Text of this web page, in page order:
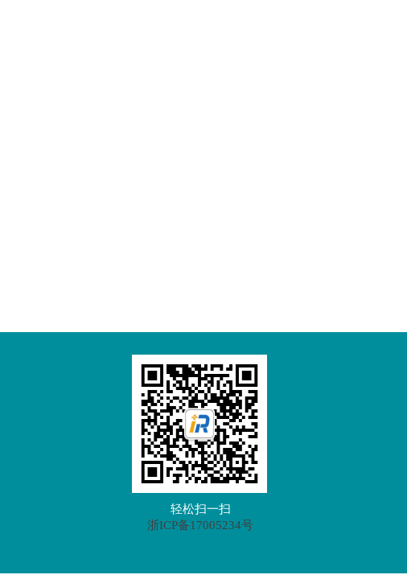
轻松扫一扫
浙ICP备17005234号